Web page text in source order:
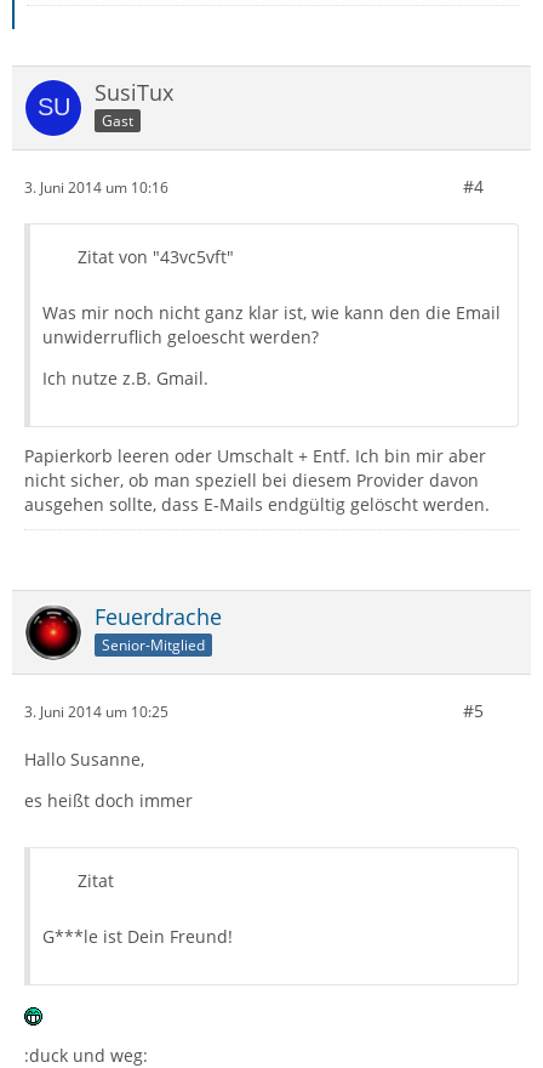
SusiTux
Gast
3. Juni 2014 um 10:16 #4
Zitat von "43vc5vft"
Was mir noch nicht ganz klar ist, wie kann den die Email
unwiderruflich geloescht werden?
Ich nutze z.B. Gmail.
Papierkorb leeren oder Umschalt + Entf. Ich bin mir aber
nicht sicher, ob man speziell bei diesem Provider davon
ausgehen sollte, dass E-Mails endgültig gelöscht werden.
Feuerdrache
Senior-Mitglied
3. Juni 2014 um 10:25 #5
Hallo Susanne,
es heißt doch immer
Zitat
G***le ist Dein Freund!
:duck und weg: